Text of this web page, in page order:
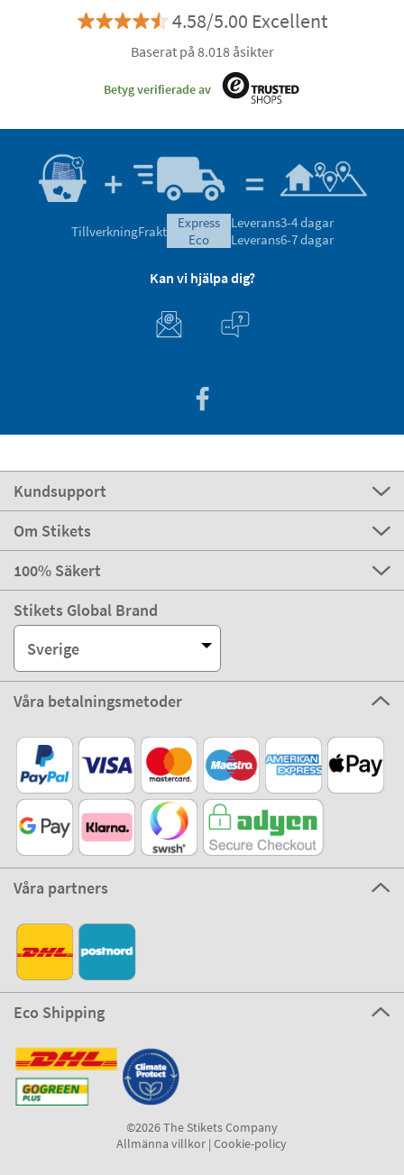
4.58/5.00 Excellent
Baserat på 8.018 åsikter
Betyg verifierade av
TillverkningFrakt
express
eco
Leverans3-4 dagar
Leverans6-7 dagar
Kan vi hjälpa dig?
Kundsupport
Om Stikets
100% Säkert
Stikets Global Brand
Sverige
Våra betalningsmetoder
Våra partners
Eco Shipping
©2026 The Stikets Company
Allmänna villkor |Cookie-policy